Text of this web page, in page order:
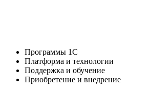
Программы 1С
Платформа и технологии
Поддержка и обучение
Приобретение и внедрение